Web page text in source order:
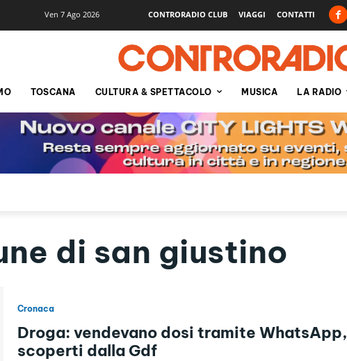
Ven 7 Ago 2026 CONTRORADIO CLUB VIAGGI CONTATTI
TOSCANA CULTURA & SPETTACOLO MUSICA LA RADIO
di san giustino
Cronaca
Droga: vendevano dosi tramite WhatsApp,
scoperti dalla Gdf